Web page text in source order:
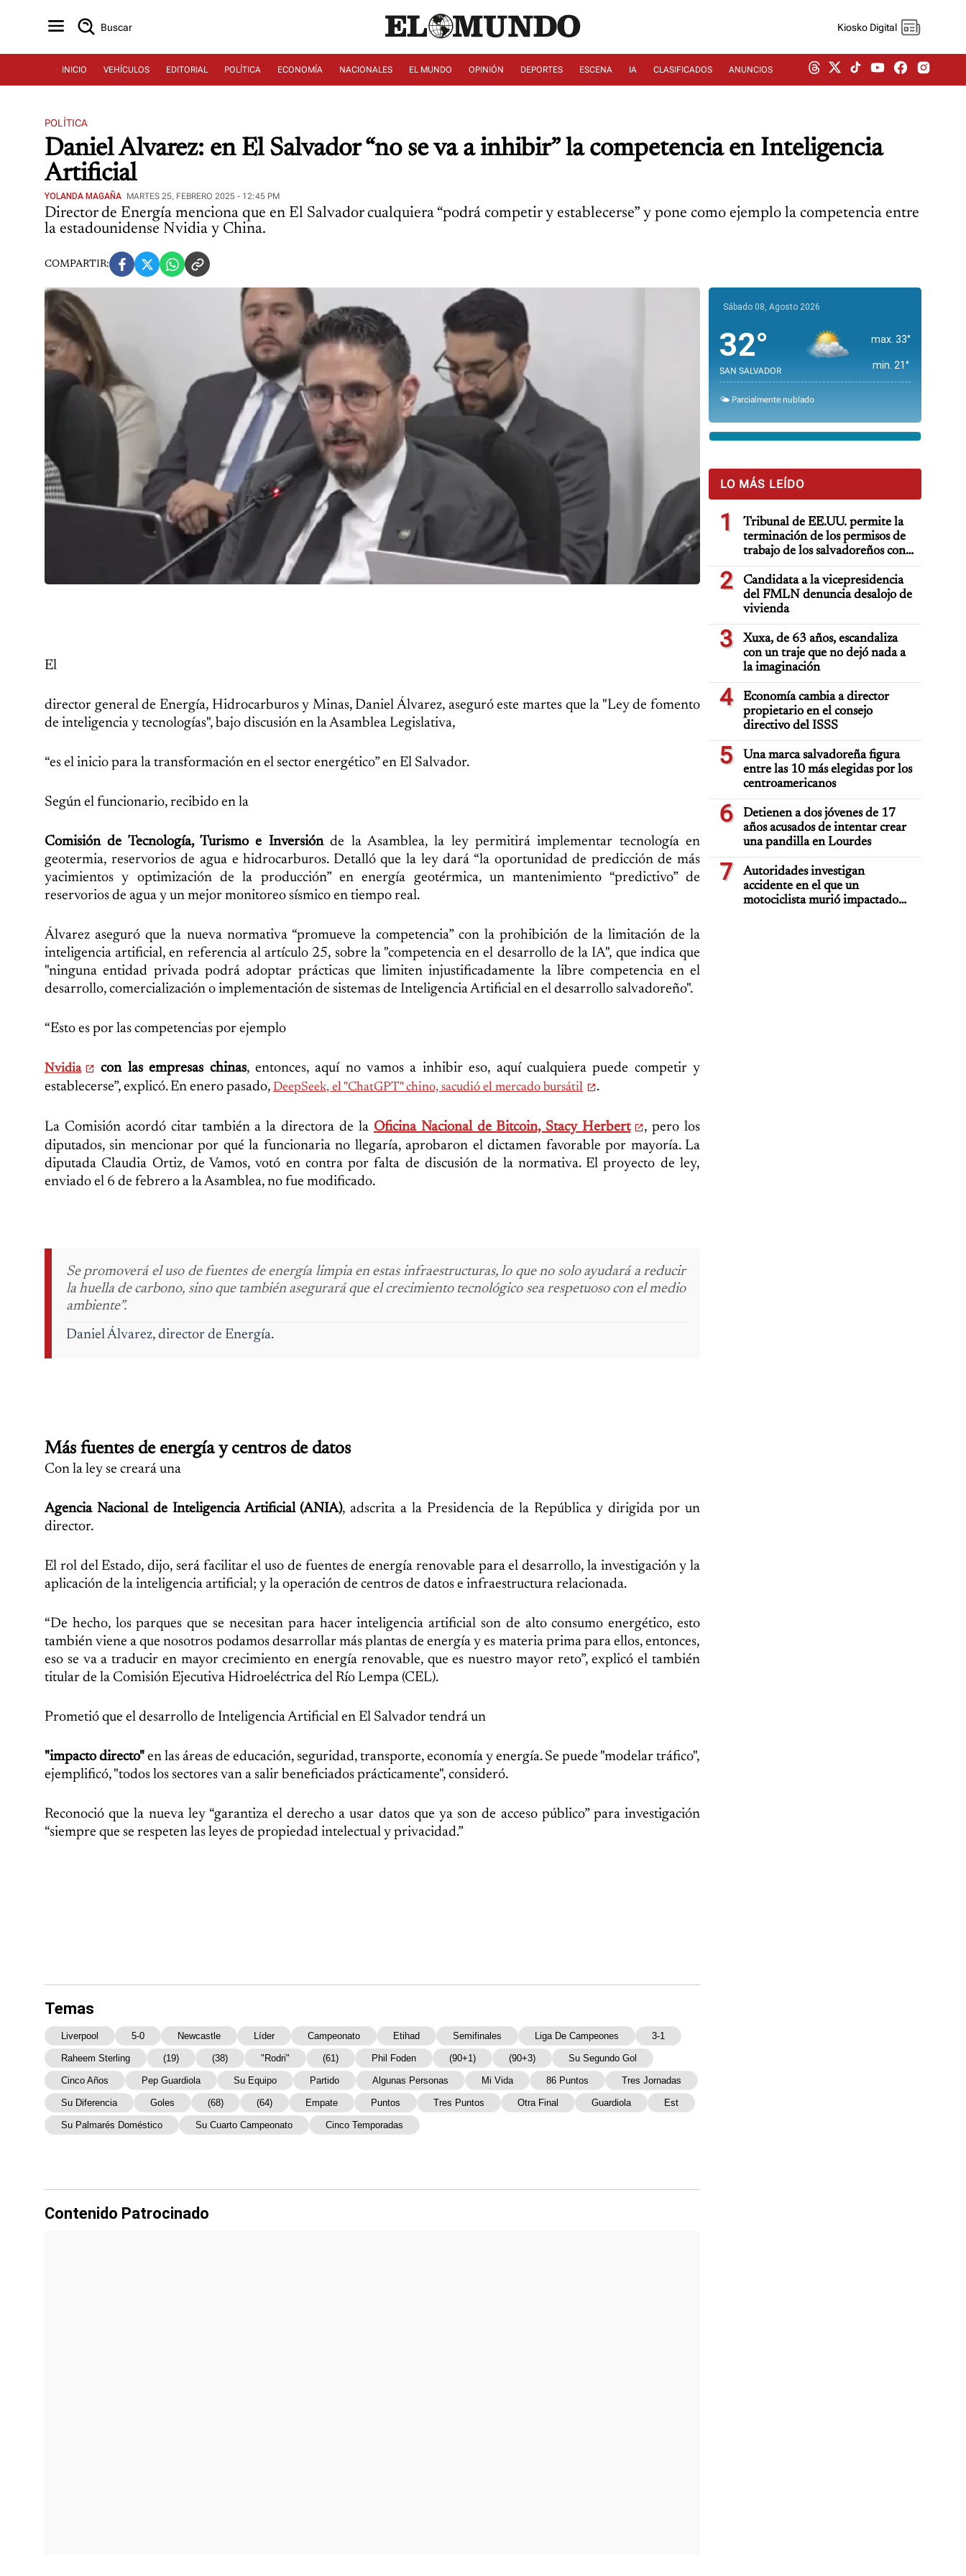
Buscar Kiosko Digital
INICIO VEHÍCULOS EDITORIAL POLÍTICA ECONOMÍA NACIONALES EL MUNDO OPINIÓN DEPORTES ESCENA IA CLASIFICADOS ANUNCIOS
POLÍTICA
Daniel Álvarez: en El Salvador “no se va a inhibir” la competencia en Inteligencia
Artificial
YOLANDA MAGAÑA MARTES 25, FEBRERO 2025 - 12:45 PM
Director de Energía menciona que en El Salvador cualquiera “podrá competir y establecerse” y pone como ejemplo la competencia entre
la estadounidense Nvidia y China.
COMPARTIR:
El
director general de Energía, Hidrocarburos y Minas, Daniel Álvarez, aseguró este martes que la "Ley de fomento
de inteligencia y tecnologías", bajo discusión en la Asamblea Legislativa,
“es el inicio para la transformación en el sector energético” en El Salvador.
Según el funcionario, recibido en la
Comisión de Tecnología, Turismo e Inversiónde la Asamblea, la ley permitirá implementar tecnología en
geotermia, reservorios de agua e hidrocarburos. Detalló que la ley dará “la oportunidad de predicción de más
yacimientos y optimización de la producción” en energía geotérmica, un mantenimiento “predictivo” de
reservorios de agua y un mejor monitoreo sísmico en tiempo real.
Álvarez aseguró que la nueva normativa “promueve la competencia” con la prohibición de la limitación de la
inteligencia artificial, en referencia al artículo 25, sobre la "competencia en el desarrollo de la IA", que indica que
"ninguna entidad privada podrá adoptar prácticas que limiten injustificadamente la libre competencia en el
desarrollo, comercialización o implementación de sistemas de Inteligencia Artificial en el desarrollo salvadoreño".
“Esto es por las competencias por ejemplo
Nvidia con las empresas chinas, entonces, aquí no vamos a inhibir eso, aquí cualquiera puede competir y
establecerse”, explicó. En enero pasado, DeepSeek, el "ChatGPT" chino, sacudió el mercado bursátil .
La Comisión acordó citar también a la directora de la Oficina Nacional de Bitcoin, Stacy Herbert
, pero los
diputados, sin mencionar por qué la funcionaria no llegaría, aprobaron el dictamen favorable por mayoría. La
diputada Claudia Ortiz, de Vamos, votó en contra por falta de discusión de la normativa. El proyecto de ley,
enviado el 6 de febrero a la Asamblea, no fue modificado.
Se promoverá el uso de fuentes de energía limpia en estas infraestructuras, lo que no solo ayudará a reducir
la huella de carbono, sino que también asegurará que el crecimiento tecnológico sea respetuoso con el medio
ambiente”.
Daniel Álvarez, director de Energía.
Más fuentes de energía y centros de datos
Con la ley se creará una
Agencia Nacional de Inteligencia Artificial (ANIA), adscrita a la Presidencia de la República y dirigida por un
director.
El rol del Estado, dijo, será facilitar el uso de fuentes de energía renovable para el desarrollo, la investigación y la
aplicación de la inteligencia artificial; y la operación de centros de datos e infraestructura relacionada.
“De hecho, los parques que se necesitan para hacer inteligencia artificial son de alto consumo energético, esto
también viene a que nosotros podamos desarrollar más plantas de energía y es materia prima para ellos, entonces,
eso se va a traducir en mayor crecimiento en energía renovable, que es nuestro mayor reto”, explicó el también
titular de la Comisión Ejecutiva Hidroeléctrica del Río Lempa (CEL).
Prometió que el desarrollo de Inteligencia Artificial en El Salvador tendrá un
"impacto directo" en las áreas de educación, seguridad, transporte, economía y energía. Se puede "modelar tráfico",
ejemplificó, "todos los sectores van a salir beneficiados prácticamente", consideró.
Reconoció que la nueva ley “garantiza el derecho a usar datos que ya son de acceso público” para investigación
“siempre que se respeten las leyes de propiedad intelectual y privacidad.”
Temas
Liverpool 5-0 Newcastle Líder Campeonato Etihad Semifinales Liga De Campeones 3-1
Raheem Sterling (19) (38) "Rodri" (61) Phil Foden (90+1) (90+3) Su Segundo Gol
Cinco Años Pep Guardiola Su Equipo Partido Algunas Personas Mi Vida 86 Puntos Tres Jornadas
Su Diferencia Goles (68) (64) Empate Puntos Tres Puntos Otra Final Guardiola Est
Su Palmarés Doméstico Su Cuarto Campeonato Cinco Temporadas
Contenido Patrocinado
Sábado 08, Agosto 2026
32°
SAN SALVADOR
max. 33°
min. 21°
🌤️ Parcialmente nublado
LO MÁS LEÍDO
1
Tribunal de EE.UU. permite la
terminación de los permisos de
trabajo de los salvadoreños con
TPS
2
Candidata a la vicepresidencia
del FMLN denuncia desalojo de
vivienda
3
Xuxa, de 63 años, escandaliza
con un traje que no dejó nada a
la imaginación
4
Economía cambia a director
propietario en el consejo
directivo del ISSS
5
Una marca salvadoreña figura
entre las 10 más elegidas por los
centroamericanos
6
Detienen a dos jóvenes de 17
años acusados de intentar crear
una pandilla en Lourdes
7
Autoridades investigan
accidente en el que un
motociclista murió impactado